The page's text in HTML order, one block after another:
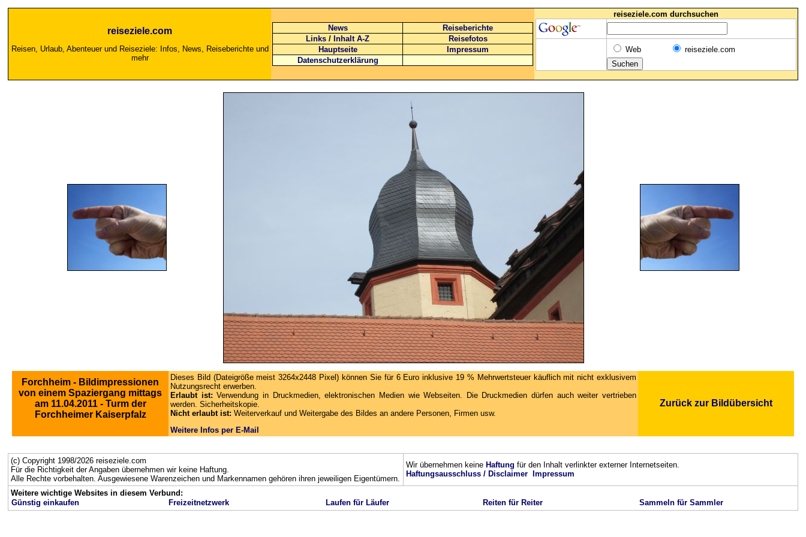
reiseziele.com
Reisen, Urlaub, Abenteuer und Reiseziele: Infos, News, Reiseberichte und
mehr
News
Reiseberichte
Links / Inhalt A-Z
Reisefotos
Hauptseite
Impressum
Datenschutzerklärung
reiseziele.com durchsuchen
Web reiseziele.com
Forchheim - Bildimpressionen
von einem Spaziergang mittags
am 11.04.2011 - Turm der
Forchheimer Kaiserpfalz
Dieses Bild (Dateigröße meist 3264x2448 Pixel) können Sie für 6 Euro inklusive 19 % Mehrwertsteuer käuflich mit nicht exklusivem
Nutzungsrecht erwerben.
Erlaubt ist:Verwendung in Druckmedien, elektronischen Medien wie Webseiten. Die Druckmedien dürfen auch weiter vertrieben
werden. Sicherheitskopie.
Nicht erlaubt ist: Weiterverkauf und Weitergabe des Bildes an andere Personen, Firmen usw.
Weitere Infos per E-Mail
Zurück zur Bildübersicht
(c) Copyright 1998/2026 reiseziele.com
Für die Richtigkeit der Angaben übernehmen wir keine Haftung.
Alle Rechte vorbehalten. Ausgewiesene Warenzeichen und Markennamen gehören ihren jeweiligen Eigentümern.
Wir übernehmen keine Haftung für den Inhalt verlinkter externer Internetseiten.
Haftungsausschluss / Disclaimer
Impressum
Weitere wichtige Websites in diesem Verbund:
Günstig einkaufen
Freizeitnetzwerk Laufen für Läufer Reiten für Reiter Sammeln für Sammler